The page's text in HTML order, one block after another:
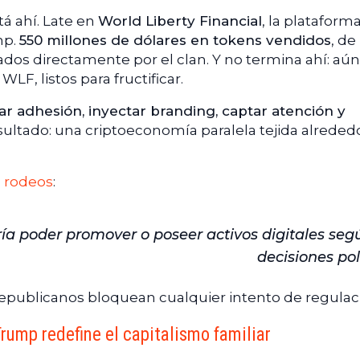
ahí. Late en World Liberty Financial, la
550 millones de dólares en tokens vendidos, de
directamente por el clan. Y no termina ahí: aún
listos para fructificar.
adhesión, inyectar branding, captar atención y
una criptoeconomía paralela tejida
rodeos:
poder promover o poseer activos digitales
decisiones
bloquean cualquier intento de
redefine el capitalismo familiar